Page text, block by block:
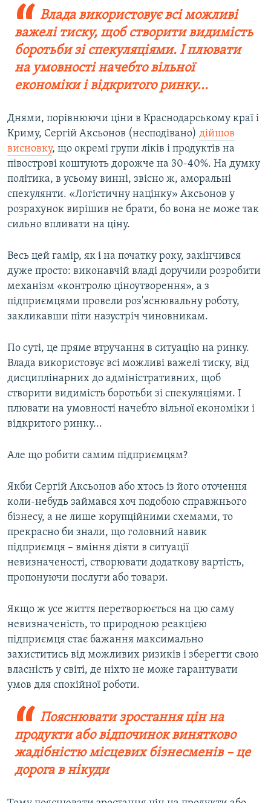
Влада використовує всі можливі
важелі тиску, щоб створити видимість
боротьби зі спекуляціями. І плювати
на умовності начебто вільної
економіки і відкритого ринку...
Днями, порівнюючи ціни в Краснодарському краї і
Криму, Сергій Аксьонов (несподівано) дійшов
висновку, що окремі групи ліків і продуктів на
півострові коштують дорожче на 30-40%. На думку
політика, в усьому винні, звісно ж, аморальні
спекулянти. «Логістичну націнку» Аксьонов у
розрахунок вирішив не брати, бо вона не може так
сильно впливати на ціну.
Весь цей гамір, як і на початку року, закінчився
дуже просто: виконавчій владі доручили розробити
механізм «контролю ціноутворення», а з
підприємцями провели роз'яснювальну роботу,
закликавши піти назустріч чиновникам.
По суті, це пряме втручання в ситуацію на ринку.
Влада використовує всі можливі важелі тиску, від
дисциплінарних до адміністративних, щоб
створити видимість боротьби зі спекуляціями. І
плювати на умовності начебто вільної економіки і
відкритого ринку...
Але що робити самим підприємцям?
Якби Сергій Аксьонов або хтось із його оточення
коли-небудь займався хоч подобою справжнього
бізнесу, а не лише корупційними схемами, то
прекрасно би знали, що головний навик
підприємця – вміння діяти в ситуації
невизначеності, створювати додаткову вартість,
пропонуючи послуги або товари.
Якщо ж усе життя перетворюється на цю саму
невизначеність, то природною реакцією
підприємця стає бажання максимально
захиститись від можливих ризиків і зберегти свою
власність у світі, де ніхто не може гарантувати
умов для спокійної роботи.
Пояснювати зростання цін на
продукти або відпочинок винятково
жадібністю місцевих бізнесменів – це
дорога в нікуди